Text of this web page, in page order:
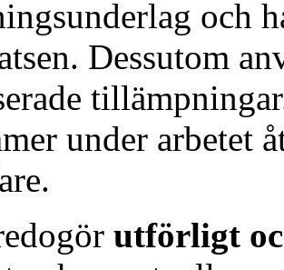
och
Dessutom
under arbetet
utförligt